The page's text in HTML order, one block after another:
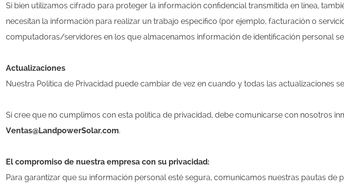
Si bien utilizamos cifrado para proteger la información confidencial transmitida en línea,
necesitan la información para realizar un trabajo específico (por ejemplo, facturación o
computadoras/servidores en los que almacenamos información de identificación personal
Actualizaciones
Nuestra Política de Privacidad puede cambiar de vez en cuando y todas las actualizaciones
Si cree que no cumplimos con esta política de privacidad, debe comunicarse con nosotros
Ventas@LandpowerSolar.com.
El compromiso de nuestra empresa con su privacidad:
Para garantizar que su información personal esté segura, comunicamos nuestras pautas de